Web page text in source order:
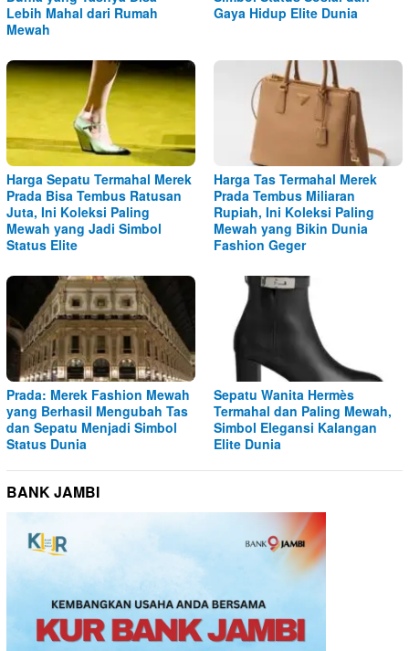
Lebih Mahal dari Rumah
Mewah
Gaya Hidup Elite Dunia
Harga Sepatu Termahal Merek
Prada Bisa Tembus Ratusan
Juta, Ini Koleksi Paling
Mewah yang Jadi Simbol
Status Elite
Harga Tas Termahal Merek
Prada Tembus Miliaran
Rupiah, Ini Koleksi Paling
Mewah yang Bikin Dunia
Fashion Geger
Prada: Merek Fashion Mewah
yang Berhasil Mengubah Tas
dan Sepatu Menjadi Simbol
Status Dunia
Sepatu Wanita Hermès
Termahal dan Paling Mewah,
Simbol Elegansi Kalangan
Elite Dunia
BANK JAMBI